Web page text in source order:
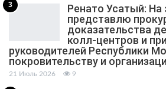
3
Ренато Усатый: На
представлю
доказательства
колл-центров и
руководителей Республики
покровительству и
21 Июль 2026 9